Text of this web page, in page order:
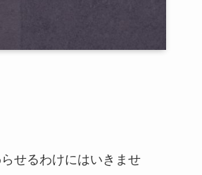
せるわけにはいきませ